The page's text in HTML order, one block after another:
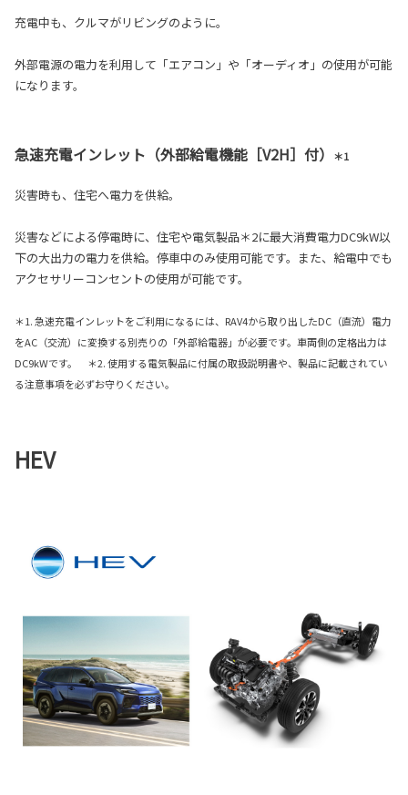
充電中も、クルマがリビングのように。
外部電源の電力を利用して「エアコン」や「オーディオ」の使用が可能
になります。
急速充電インレット（外部給電機能［V2H］付） ＊1
災害時も、住宅へ電力を供給。
災害などによる停電時に、住宅や電気製品＊2に最大消費電力DC9kW以
下の大出力の電力を供給。停車中のみ使用可能です。また、給電中でも
アクセサリーコンセントの使用が可能です。
＊1. 急速充電インレットをご利用になるには、RAV4から取り出したDC（直流）電力
をAC（交流）に変換する別売りの「外部給電器」が必要です。車両側の定格出力は
DC9kWです。 ＊2. 使用する電気製品に付属の取扱説明書や、製品に記載されてい
る注意事項を必ずお守りください。
HEV